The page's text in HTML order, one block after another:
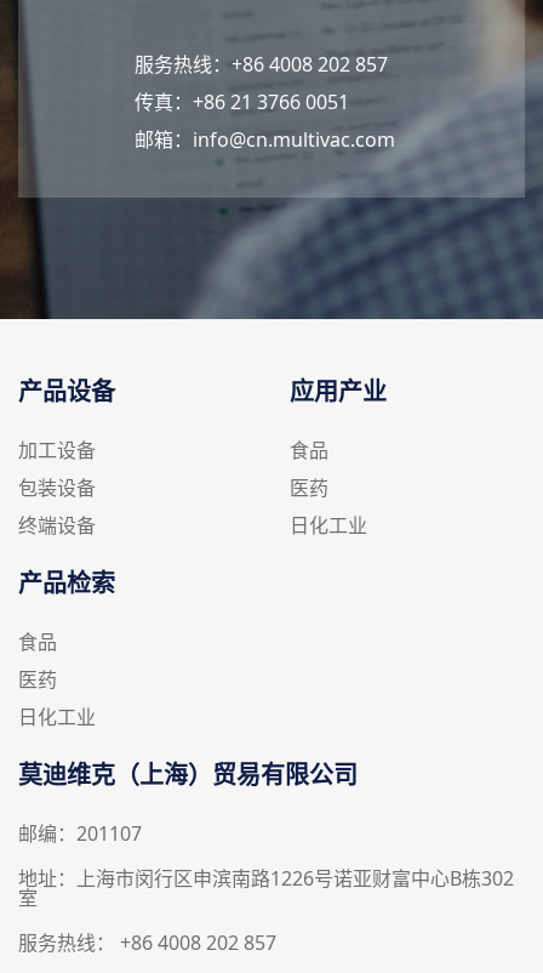
服务热线：+86 4008 202 857
传真：+86 21 3766 0051
邮箱： info@cn.multivac.com
产品设备
加工设备
包装设备
终端设备
应用产业
食品
医药
日化工业
产品检索
食品
医药
日化工业
莫迪维克（上海）贸易有限公司
邮编：201107
地址：上海市闵行区申滨南路1226号诺亚财富中心B栋302
室
服务热线： +86 4008 202 857